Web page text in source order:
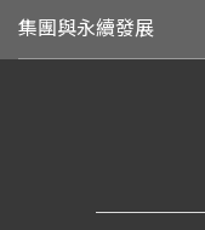
集團與永續發展